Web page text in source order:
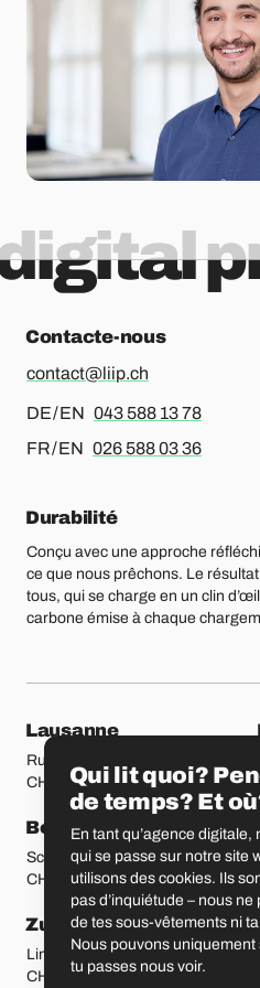
Contacte-nous
contact@liip.ch
DE / EN Pour l’allemand ou
043 588 13 78
FR / EN Pour le français ou
026 588 03 36
Durabilité
Conçu avec une approche
ce que nous prêchons. Le
tous, qui se charge en un clin
carbone émise à chaque
Nos
Lausanne
Rue Etraz 4
CH-1003 Lausanne
Berne
Schmiedenplatz 5
CH-3011 Berne
Zurich
Limmatstrasse 183
CH-8005 Zurich
Qui lit quoi?
de temps? Et
En tant qu’agence
qui se passe sur notre site
utilisons des cookies. Ils
pas d’inquiétude – nous
de tes sous-vêtements ni
Nous pouvons
tu passes nous voir.